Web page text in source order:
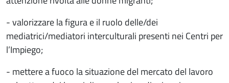
- valorizzare la figura e il ruolo delle/dei
mediatrici/mediatori interculturali presenti nei Centri per
l’Impiego;
- mettere a fuoco la situazione del mercato del lavoro